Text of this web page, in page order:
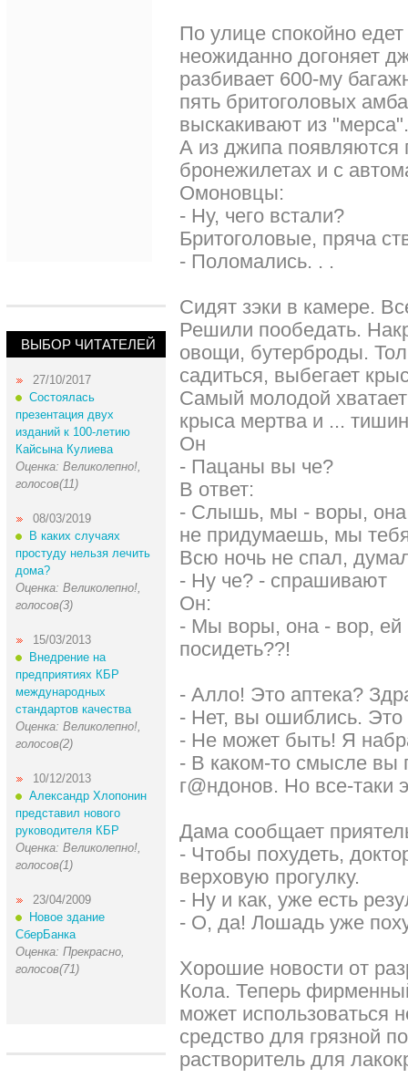
ВЫБОР ЧИТАТЕЛЕЙ
27/10/2017
Состоялась
презентация двух
изданий к 100-летию
Кайсына Кулиева
Оценка: Великолепно!,
голосов(11)
08/03/2019
В каких случаях
простуду нельзя лечить
дома?
Оценка: Великолепно!,
голосов(3)
15/03/2013
Внедрение на
предприятиях КБР
международных
стандартов качества
Оценка: Великолепно!,
голосов(2)
10/12/2013
Александр Хлопонин
представил нового
руководителя КБР
Оценка: Великолепно!,
голосов(1)
23/04/2009
Новое здание
СберБанка
Оценка: Прекрасно,
голосов(71)
По улице спокойно
неожиданно догоняет
разбивает 600-му
пять бритоголовых
выскакивают из "мерса".
А из джипа появляются
бронежилетах и с
Омоновцы:
- Ну, чего встали?
Бритоголовые, пряча
- Поломались. . .
Сидят зэки в камере.
Решили пообедать.
овощи, бутерброды.
садиться, выбегает
Cамый молодой
крыса мертва и ...
Он
- Пацаны вы че?
В ответ:
- Слышь, мы - воры, она
не придумаешь, мы
Всю ночь не спал,
- Ну че? - спрашивают
Он:
- Мы воры, она - вор, ей
посидеть??!
- Алло! Это аптека?
- Нет, вы ошиблись.
- Не может быть! Я
- В каком-то смысле вы
г@ндонов. Но все-таки
Дама сообщает
- Чтобы похудеть,
верховую прогулку.
- Ну и как, уже есть
- О, да! Лошадь уже
Хорошие новости от
Кола. Теперь
может использоваться
средство для грязной
растворитель для